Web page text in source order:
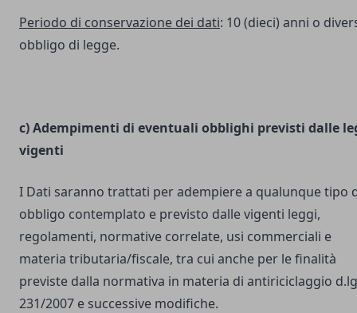
Periodo di conservazione dei dati: 10 (dieci) anni o
obbligo di legge.
c) Adempimenti di eventuali obblighi previsti dalle
vigenti
I Dati saranno trattati per adempiere a qualunque tipo
obbligo contemplato e previsto dalle vigenti leggi,
regolamenti, normative correlate, usi commerciali e
materia tributaria/fiscale, tra cui anche per le finalità
previste dalla normativa in materia di antiriciclaggio
231/2007 e successive modifiche.